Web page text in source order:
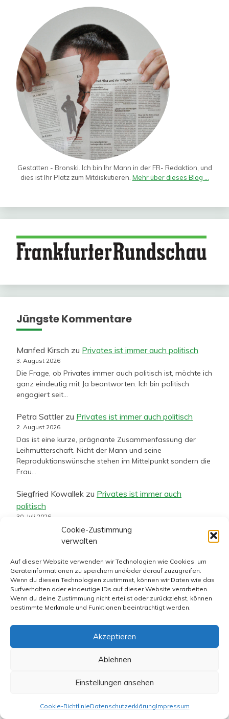
Cookie-Zustimmung
verwalten
Auf dieser Website verwenden wir Technologien wie Cookies, um
Geräteinformationen zu speichern und/oder darauf zuzugreifen.
Wenn du diesen Technologien zustimmst, können wir Daten wie das
Surfverhalten oder eindeutige IDs auf dieser Website verarbeiten.
Wenn du deine Zustimmung nicht erteilst oder zurückziehst, können
bestimmte Merkmale und Funktionen beeinträchtigt werden.
Akzeptieren
Ablehnen
Einstellungen ansehen
Cookie-RichtlinieDatenschutzerklärungImpressum
Gestatten - Bronski. Ich bin Ihr Mann in der FR- Redaktion, und
dies ist Ihr Platz zum Mitdiskutieren. Mehr über dieses Blog ...
Jüngste Kommentare
Manfed Kirsch zu Privates ist immer auch politisch
3. August 2026
Die Frage, ob Privates immer auch politisch ist, möchte ich
ganz eindeutig mit Ja beantworten. Ich bin politisch
engagiert seit…
Petra Sattlerzu Privates ist immer auch politisch
2. August 2026
Das ist eine kurze, prägnante Zusammenfassung der
Leihmutterschaft. Nicht der Mann und seine
Reproduktionswünsche stehen im Mittelpunkt sondern die
Frau…
Siegfried Kowallek zu Privates ist immer auch
politisch
30. Juli 2026
@ Roy B. Kullmann Den Schlusssatz, vielleicht ginge
tatsächlich ein Ruck durch Partei, Regierung und Land,
Dr. Ulf DöbertzuPrivates ist immer auch politisch
30. Juli 2026
Unwidersprochen kann man die Ausführungen von Björn
Hayer (im FR-Artikel zur Leihmutterschaft, Anm. Bronski)
Privates ist immer auch politisch
30. Juli 2026
Ich finde man sollte die ganze Sache nicht so